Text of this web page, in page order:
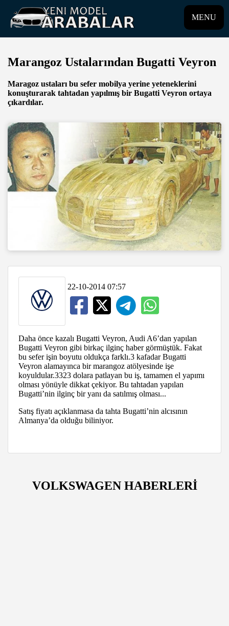
MENU
Marangoz Ustalarından Bugatti Veyron
Maragoz ustaları bu sefer mobilya yerine yeteneklerini
konuşturarak tahtadan yapılmış bir Bugatti Veyron ortaya
çıkardılar.
22-10-2014 07:57
Daha önce kazalı Bugatti Veyron, Audi A6’dan yapılan
Bugatti Veyron gibi birkaç ilginç haber görmüştük. Fakat
bu sefer işin boyutu oldukça farklı.3 kafadar Bugatti
Veyron alamayınca bir marangoz atölyesinde işe
koyuldular.3323 dolara patlayan bu iş, tamamen el yapımı
olması yönüyle dikkat çekiyor. Bu tahtadan yapılan
Bugatti’nin ilginç bir yanı da satılmış olması...
Satış fiyatı açıklanmasa da tahta Bugatti’nin alcısının
Almanya’da olduğu biliniyor.
VOLKSWAGEN HABERLERİ